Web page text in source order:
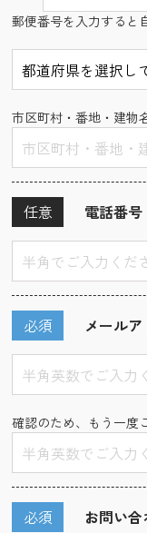
郵便番号を入力すると
市区町村・番地・建物
電話番号
任意
メール
必須
確認のため、もう一度
お問い
必須